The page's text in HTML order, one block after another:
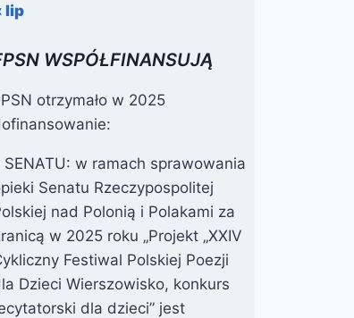
Wywiad z
Leną,
laureatką
lip
WSPÓŁFINANSUJĄ
otrzymało w 2025
SENATU: w ramach sprawowania
Senatu Rzeczypospolitej
nad Polonią i Polakami za
w 2025 roku „Projekt „XXIV
Festiwal Polskiej Poezji
Dzieci Wierszowisko, konkurs
dla dzieci” jest